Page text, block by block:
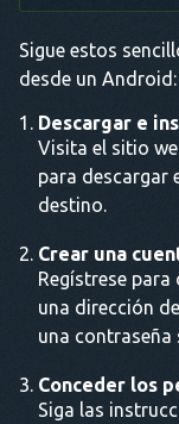
Sigue estos
desde un Android:
Descargar e
Visita el sitio
para descargar
destino.
Crear una
Regístrese
una dirección
una contraseña
Conceder los
Siga las